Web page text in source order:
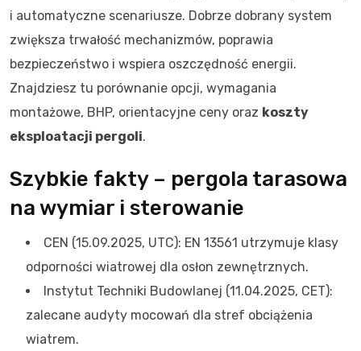
i automatyczne scenariusze. Dobrze dobrany system
zwiększa trwałość mechanizmów, poprawia
bezpieczeństwo i wspiera oszczędność energii.
Znajdziesz tu porównanie opcji, wymagania
montażowe, BHP, orientacyjne ceny oraz koszty
eksploatacji pergoli.
Szybkie fakty – pergola tarasowa
na wymiar i sterowanie
CEN (15.09.2025, UTC): EN 13561 utrzymuje klasy
odporności wiatrowej dla osłon zewnętrznych.
Instytut Techniki Budowlanej (11.04.2025, CET):
zalecane audyty mocowań dla stref obciążenia
wiatrem.